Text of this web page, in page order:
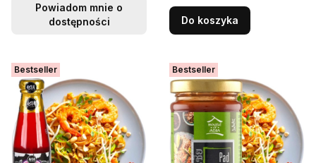
Powiadom mnie o
dostępności
Do koszyka
Bestseller Bestseller